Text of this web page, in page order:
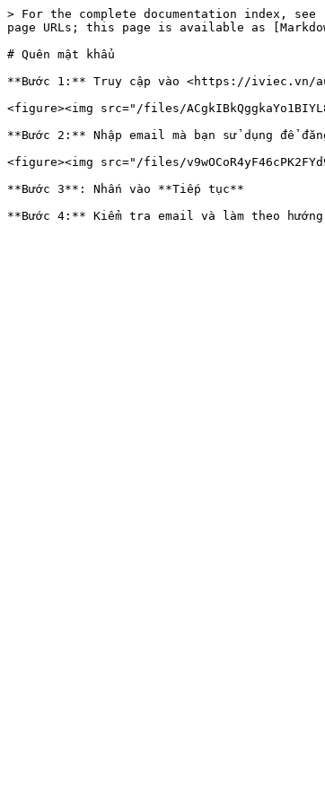
> For the complete documentation index,
page URLs; this page is available as
# Quên mật khẩu
**Bước 1:** Truy cập vào <https://iviec.vn/
<figure><img src="/files/
**Bước 2:** Nhập email mà bạn sử dụng để
<figure><img src="/files/
**Bước 3**: Nhấn vào **Tiếp tục**